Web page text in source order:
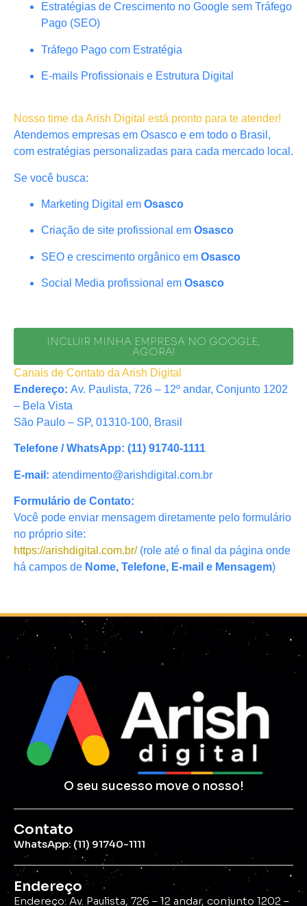
Estratégias de Crescimento no Google sem Tráfego
Pago (SEO)
Tráfego Pago com Estratégia
E-mails Profissionais e Estrutura Digital
Nosso time da Arish Digital está pronto para te atender!
Atendemos empresas em Osasco e em todo o Brasil,
com estratégias personalizadas para cada mercado local.
Se você busca:
Marketing Digital em Osasco
Criação de site profissional em Osasco
SEO e crescimento orgânico em Osasco
Social Media profissional em Osasco
INCLUIR MINHA EMPRESA NO GOOGLE,
AGORA!
Canais de Contato da Arish Digital
Endereço: Av. Paulista, 726 – 12º andar, Conjunto 1202
– Bela Vista
São Paulo – SP, 01310-100, Brasil
Telefone / WhatsApp: (11) 91740-1111
E-mail: atendimento@arishdigital.com.br
Formulário de Contato:
Você pode enviar mensagem diretamente pelo formulário
no próprio site:
https://arishdigital.com.br/(role até o final da página onde
há campos de Nome, Telefone, E-mail e Mensagem)
O seu sucesso move o nosso!
Contato
WhatsApp: (11) 91740-1111
Endereço
Endereço: Av. Paulista, 726 – 12 andar, conjunto 1202 –